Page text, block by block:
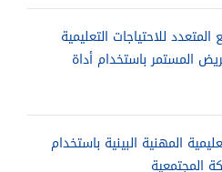
للاحتياجات التعليمية
المستمر باستخدام أداة
المهنية البينية باستخدام
المجتمعية